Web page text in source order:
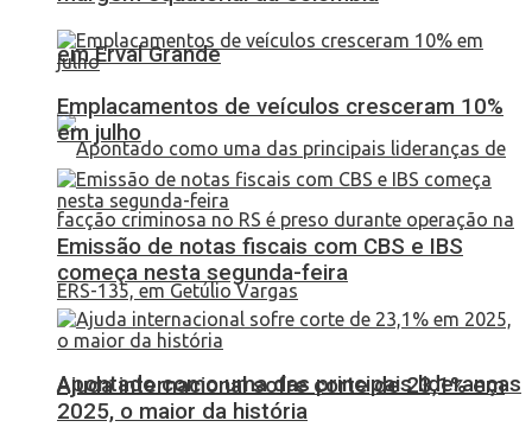
em Erval Grande
Apontado como uma das principais lideranças
Emplacamentos de veículos cresceram 10%
em julho
Emissão de notas fiscais com CBS e IBS
começa nesta segunda-feira
Ajuda internacional sofre corte de 23,1% em
2025, o maior da história